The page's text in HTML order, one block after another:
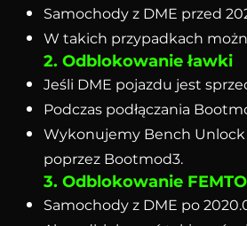
Samochody z DME przed
W takich przypadkach
2. Odblokowanie ławki
Jeśli DME pojazdu jest
Podczas podłączania
Wykonujemy Bench Unlock
poprzez Bootmod3.
3. Odblokowanie FEMTO
Samochody z DME po